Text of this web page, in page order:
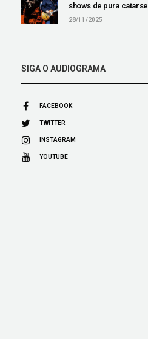
shows de pura catarse
28/11/2025
SIGA O AUDIOGRAMA
FACEBOOK
TWITTER
INSTAGRAM
YOUTUBE